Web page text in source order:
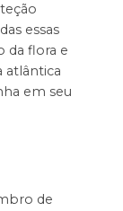
essas
da flora e
atlântica
em seu
de